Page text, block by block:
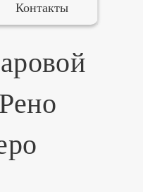
Контакты